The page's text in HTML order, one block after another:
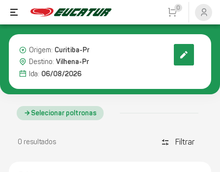
0
Origem: Curitiba-Pr
Destino: Vilhena-Pr
Ida: 06/08/2026
Selecionar poltronas
0 resultados discover_tune Filtrar